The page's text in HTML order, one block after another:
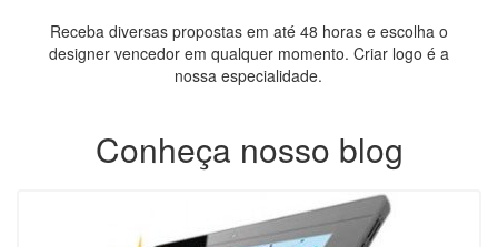
Receba diversas propostas em até 48 horas e escolha o
designer vencedor em qualquer momento. Criar logo é a
nossa especialidade.
Conheça nosso blog